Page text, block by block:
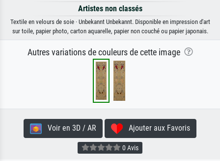
Artistes non classés
Textile en velours de soie · Unbekannt Unbekannt. Disponible en impression d'art
sur toile, papier photo, carton aquarelle, papier non couché ou papier japonais.
Autres variations de couleurs de cette image
Voir en 3D / AR Ajouter aux Favoris
0 Avis